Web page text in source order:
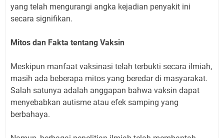
yang telah mengurangi angka kejadian penyakit ini
secara signifikan.
Mitos dan Fakta tentang Vaksin
Meskipun manfaat vaksinasi telah terbukti secara ilmiah,
masih ada beberapa mitos yang beredar di masyarakat.
Salah satunya adalah anggapan bahwa vaksin dapat
menyebabkan autisme atau efek samping yang
berbahaya.